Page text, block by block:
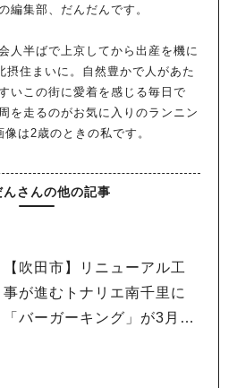
編集部、だんだんです。
人半ばで上京してから出産を機に
摂住まいに。自然豊かで人があた
いこの街に愛着を感じる毎日で
を走るのがお気に入りのランニン
は2歳のときの私です。
んさんの他の記事
【吹田市】リニューアル工
事が進むトナリエ南千里に
「バーガーキング」が3月20